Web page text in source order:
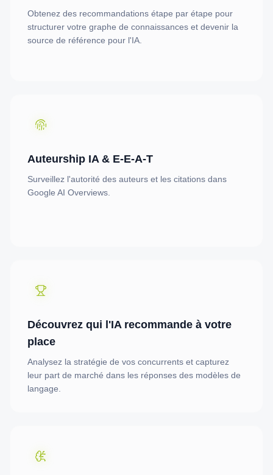
Obtenez des recommandations étape par étape pour
structurer votre graphe de connaissances et devenir la
source de référence pour l'IA.
Auteurship IA & E-E-A-T
Surveillez l'autorité des auteurs et les citations dans
Google AI Overviews.
Découvrez qui l'IA recommande à votre
place
Analysez la stratégie de vos concurrents et capturez
leur part de marché dans les réponses des modèles de
langage.